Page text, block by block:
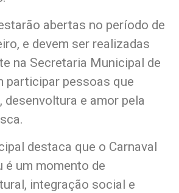
abertas no período de
e devem ser realizadas
na Secretaria Municipal de
participar pessoas que
desenvoltura e amor pela
destaca que o Carnaval
é um momento de
integração social e